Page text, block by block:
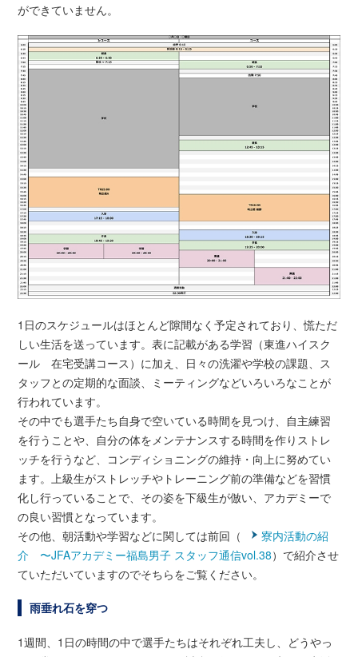
ができていません。
1日のスケジュールはほとんど隙間なく予定されており、慌ただ
しい生活を送っています。表に記載がある学習（東進ハイスク
ール 在宅受講コース）に加え、日々の洗濯や学校の課題、ス
タッフとの定期的な面談、ミーティングなどいろいろなことが
行われています。
その中でも選手たち自身で空いている時間を見つけ、自主練習
を行うことや、自分の体をメンテナンスする時間を作りストレ
ッチを行うなど、コンディショニングの維持・向上に努めてい
ます。上級生がストレッチやトレーニング前の準備などを習慣
化し行っていることで、その姿を下級生が倣い、アカデミーで
の良い習慣となっています。
その他、朝活動や学習などに関しては前回（
寮内活動の紹
介 〜JFAアカデミー福島男子 スタッフ通信vol.38）で紹介させ
ていただいていますのでそちらをご覧ください。
雨垂れ石を穿つ
1週間、1日の時間の中で選手たちはそれぞれ工夫し、どうやっ